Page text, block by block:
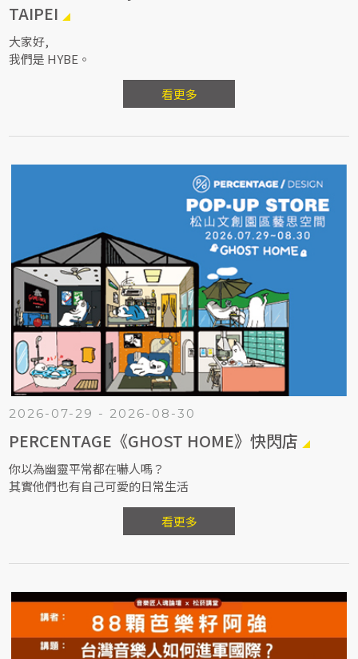
TAIPEI
大家好,
我們是 HYBE。
看更多
2026-07-29 - 2026-08-30
PERCENTAGE《GHOST HOME》快閃店
你以為幽靈平常都在嚇人嗎？
其實他們也有自己可愛的日常生活
看更多